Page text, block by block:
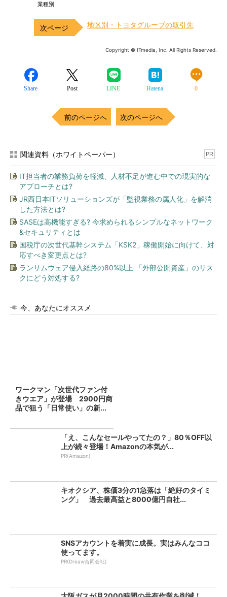
業種別
地区別・トヨタグループの取引先
Copyright © ITmedia, Inc. All Rights Reserved.
Share Post LINE Hatena 0
前のページへ 次のページへ
関連資料（ホワイトペーパー） PR
IT担当者の業務負荷を軽減、人材不足が進む中での現実的な
アプローチとは?
JR西日本ITソリューションズが「監視業務の属人化」を解消
した方法とは?
SASEは高機能すぎる? 今求められるシンプルなネットワーク
&セキュリティとは
国税庁の次世代基幹システム「KSK2」稼働開始に向けて、対
応すべき変更点とは?
ランサムウェア侵入経路の80%以上 「外部公開資産」のリス
クにどう対処する?
今、あなたにオススメ
ワークマン「次世代ファン付
きウエア」が登場 2900円商
品で狙う「日常使い」の新...
「え、こんなセールやってたの？」80％OFF以
上が続々登場！Amazonの本気が...
PR(Amazon)
キオクシア、株価3分の1急落は「絶好のタイミ
ング」 過去最高益と8000億円自社...
SNSアカウントを着実に成長。実はみんなココ
使ってます。
PR(Dreaw合同会社)